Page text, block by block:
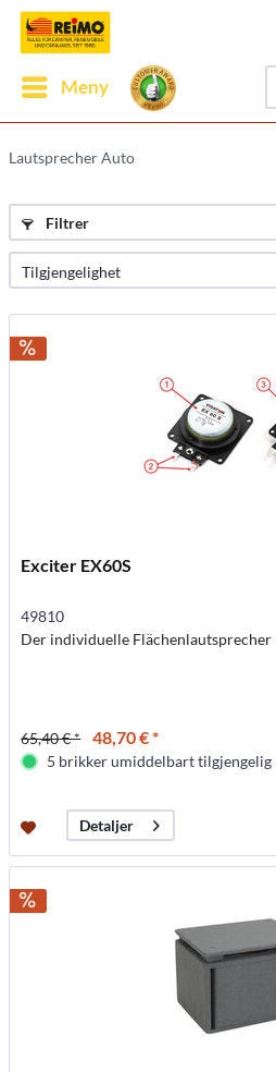
Meny
Lautsprecher Auto
Filtrer
Exciter EX60S
49810
Der individuelle Flächenlautsprecher
65,40 € * 48,70 € *
5 brikker umiddelbart tilgjengelig
Detaljer